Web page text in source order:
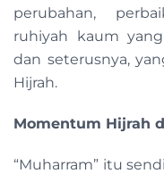
perubahan,
ruhiyah kaum
dan seterusnya,
Hijrah.
Momentum Hijrah
“Muharram” itu